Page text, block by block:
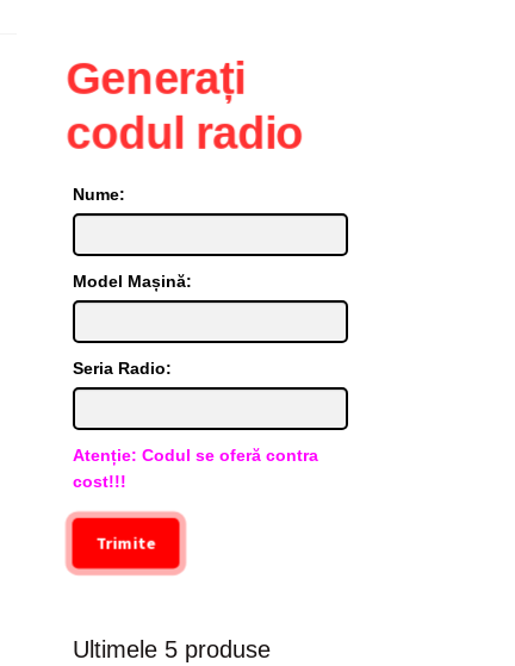
Generați
codul radio
Nume:
Model Mașină:
Seria Radio:
Atenție: Codul se oferă contra
cost!!!
Trimite
Ultimele 5 produse